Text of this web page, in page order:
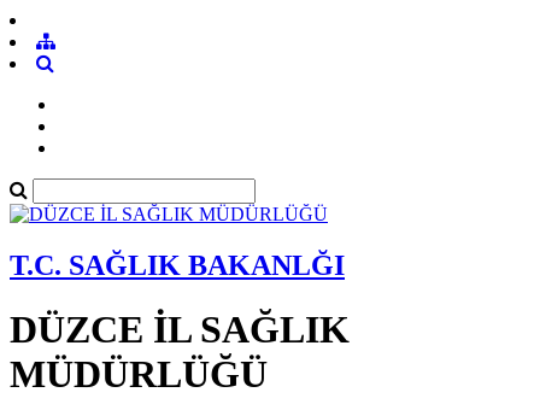
T.C. SAĞLIK BAKANLĞI
DÜZCE İL SAĞLIK
MÜDÜRLÜĞÜ